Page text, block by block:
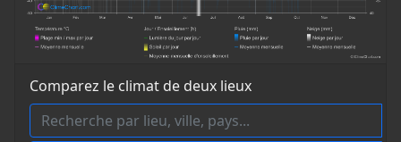
Comparez le climat de deux lieux